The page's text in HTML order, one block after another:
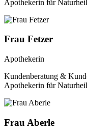
Apothekerin für
Frau Fetzer
Apothekerin
Kundenberatung &
Apothekerin für
Frau Aberle